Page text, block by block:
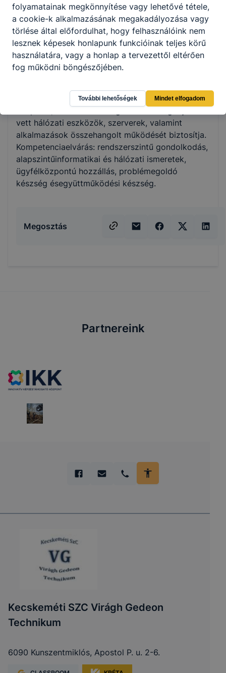
ISKOLASPECIFIKUS INFORMÁCIÓK A KÉPZÉSHEZ
Ágazat: Informatika és távközlés; Szakma
azonosító száma: 5 0612 12 02; ; Szakmai oktatás
időtartama: 5 év; Szakma rövid leírása:
technikus adott cég munkatársaként helyben
vett hálózati eszközök, szerverek, valamint
alkalmazások összehangolt működését biztosítja.
Kompetenciaelvárás: rendszerszintű gondolkodás,
alapszintűinformatikai és hálózati ismeretek,
ügyfélközpontú hozzállás, problémegoldó
készség ésegyüttműködési készség.
Megosztás
Partnereink
Kecskeméti SZC Virágh Gedeon
Technikum
6090 Kunszentmiklós, Apostol P. u. 2-6.
folyamatainak megkönnyítése vagy lehetővé tétele,
a cookie-k alkalmazásának megakadályozása vagy
törlése által előfordulhat, hogy felhasználóink nem
lesznek képesek honlapunk funkcióinak teljes körű
használatára, vagy a honlap a tervezettől eltérően
fog működni böngészőjében.
További lehetőségek Mindet elfogadom